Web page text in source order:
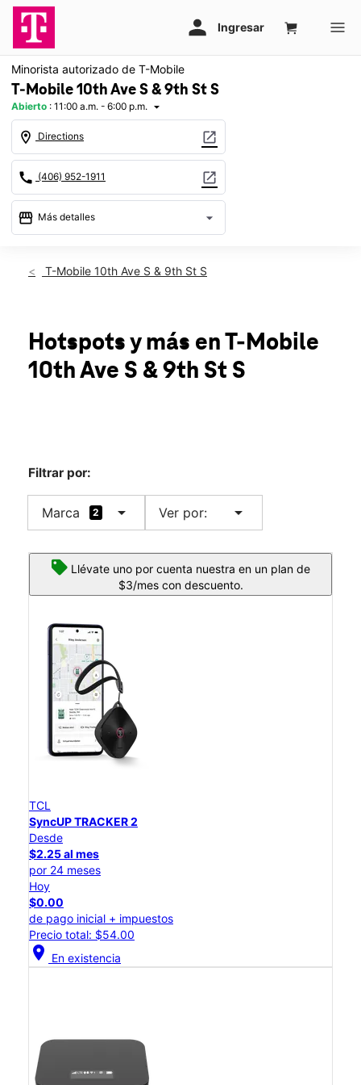
Minorista autorizado de T-Mobile
T-Mobile 10th Ave S & 9th St S
Abierto : 11:00 a.m. - 6:00 p.m. arrow_drop_down
location_on Directions open_in_new
call (406) 952-1911 open_in_new
storefront Más detalles arrow_drop_down
Dom.:11:00 a.m. a 6:00 p.m.
Jue.:10:00 a.m. a 8:00 p.m.
Vie.:10:00 a.m. a 8:00 p.m.
Sáb.: 10:00 a.m. a 8:00 p.m.
T-Mobile 10th Ave S & 9th St S
Hotspots y más en T-Mobile
10th Ave S & 9th St S
Filtrar por:
Marca 2 arrow_drop_down Ver por: arrow_drop_down
Llévate uno por cuenta nuestra en un plan de
$3/mes con descuento.
TCL
SyncUP TRACKER 2
Desde
$2.25 al mes
por 24 meses
Hoy
$0.00
de pago inicial + impuestos
Precio total: $54.00
location_on En existencia